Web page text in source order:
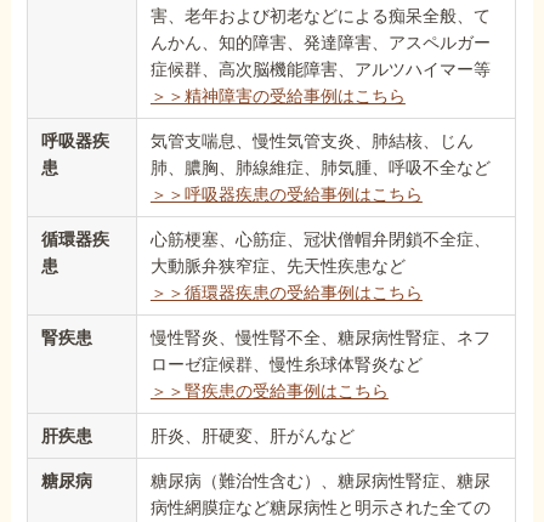
害、老年および初老などによる痴呆全般、て
んかん、知的障害、発達障害、アスペルガー
症候群、高次脳機能障害、アルツハイマー等
＞＞精神障害の受給事例はこちら
呼吸器疾
患
気管支喘息、慢性気管支炎、肺結核、じん
肺、膿胸、肺線維症、肺気腫、呼吸不全など
＞＞呼吸器疾患の受給事例はこちら
循環器疾
患
心筋梗塞、心筋症、冠状僧帽弁閉鎖不全症、
大動脈弁狭窄症、先天性疾患など
＞＞循環器疾患の受給事例はこちら
腎疾患
慢性腎炎、慢性腎不全、糖尿病性腎症、ネフ
ローゼ症候群、慢性糸球体腎炎など
＞＞腎疾患の受給事例はこちら
肝疾患 肝炎、肝硬変、肝がんなど
糖尿病
糖尿病（難治性含む）、糖尿病性腎症、糖尿
病性網膜症など糖尿病性と明示された全ての